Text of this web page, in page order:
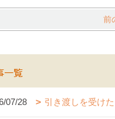
前
一覧
07/28 引き渡しを受け